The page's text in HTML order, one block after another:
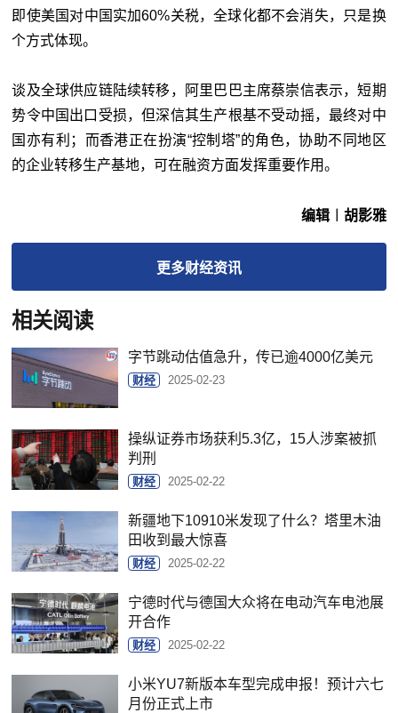
即使美国对中国实加60%关税，全球化都不会消失，只是换
个方式体现。
谈及全球供应链陆续转移，阿里巴巴主席蔡崇信表示，短期
势令中国出口受损，但深信其生产根基不受动摇，最终对中
国亦有利；而香港正在扮演“控制塔”的角色，协助不同地区
的企业转移生产基地，可在融资方面发挥重要作用。
编辑︱胡影雅
更多财经资讯
相关阅读
字节跳动估值急升，传已逾4000亿美元
财经 2025-02-23
操纵证券市场获利5.3亿，15人涉案被抓
判刑
财经 2025-02-22
新疆地下10910米发现了什么？塔里木油
田收到最大惊喜
财经 2025-02-22
宁德时代与德国大众将在电动汽车电池展
开合作
财经 2025-02-22
小米YU7新版本车型完成申报！预计六七
月份正式上市